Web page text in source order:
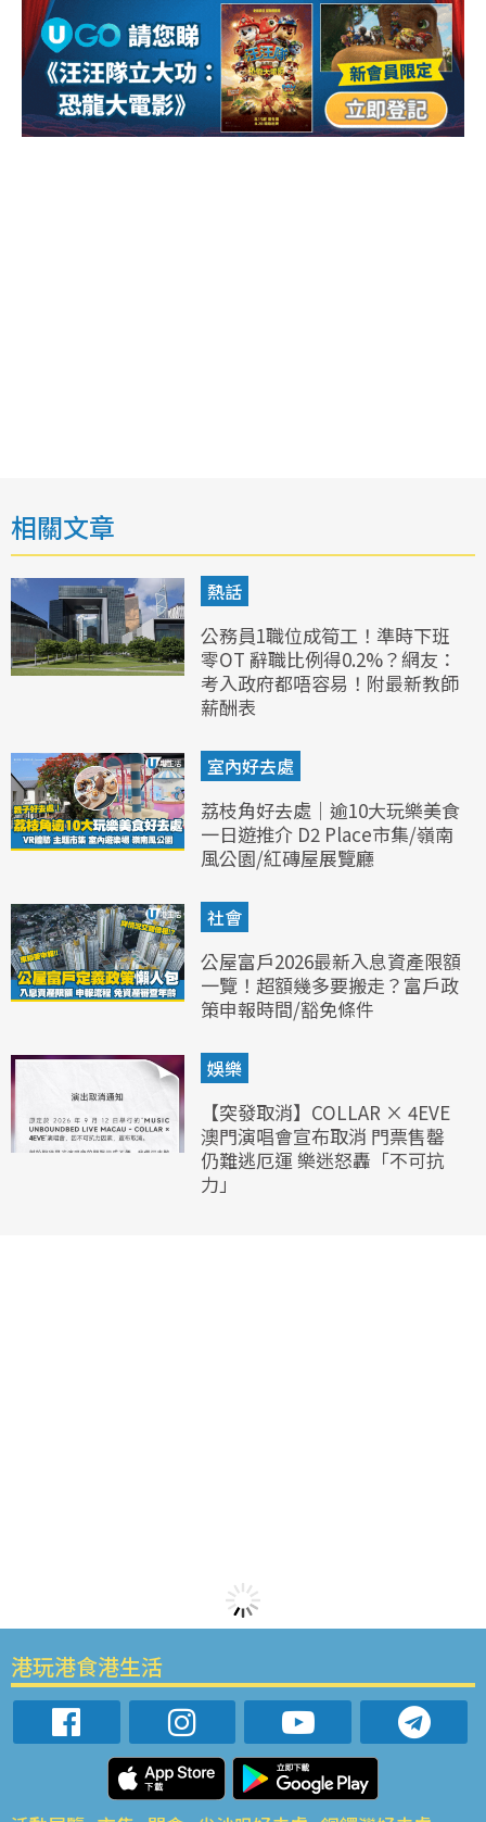
相關文章
熱話
公務員1職位成筍工！準時下班
零OT 辭職比例得0.2%？網友：
考入政府都唔容易！附最新教師
薪酬表
室內好去處
荔枝角好去處｜逾10大玩樂美食
一日遊推介 D2 Place市集/嶺南
風公園/紅磚屋展覽廳
社會
公屋富戶2026最新入息資產限額
一覽！超額幾多要搬走？富戶政
策申報時間/豁免條件
娛樂
【突發取消】COLLAR × 4EVE
澳門演唱會宣布取消 門票售罄
仍難逃厄運 樂迷怒轟「不可抗
力」
港玩港食港生活